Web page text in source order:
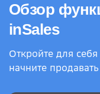
Обзор
inSales
Откройте для
начните